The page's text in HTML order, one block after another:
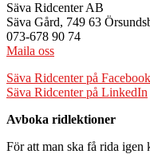
Säva Ridcenter AB
Säva Gård, 749 63
073-678 90 74
Maila oss
Säva Ridcenter på Facebook
Säva Ridcenter på LinkedIn
Avboka ridlektioner
För att man ska få rida igen